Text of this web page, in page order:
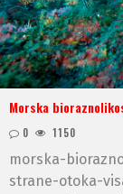
Morska
0 1150
morska-
strane-otoka-